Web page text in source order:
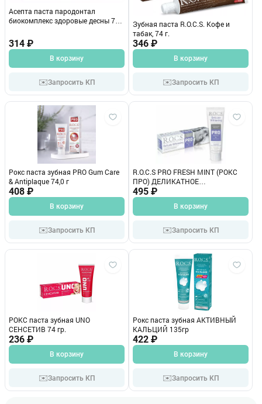
Асепта паста пародонтал
биокомплекс здоровые десны 75
314 ₽
В корзину
✉️Запросить КП
Зубная паста R.O.C.S. Кофе и
табак, 74 г.
346 ₽
В корзину
✉️Запросить КП
Рокс паста зубная PRO Gum Care
& Antiplaque 74,0 г
408 ₽
В корзину
✉️Запросить КП
R.O.C.S PRO FRESH MINT (РОКС
ПРО) ДЕЛИКАТНОЕ
ОТБЕЛИВАНИЕ паста зубная, 135
г.
495 ₽
В корзину
✉️Запросить КП
РОКС паста зубная UNO
СЕНСЕТИВ 74 гр.
236 ₽
В корзину
✉️Запросить КП
Рокс паста зубная АКТИВНЫЙ
КАЛЬЦИЙ 135гр
422 ₽
В корзину
✉️Запросить КП